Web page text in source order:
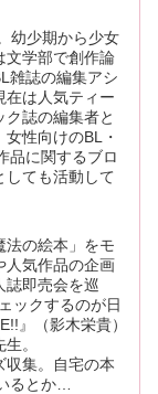
幼少期から少女
文学部で創作論
雑誌の編集アシ
在は人気ティー
ク誌の編集者と
性向けのBL・
品に関するブロ
しても活動して
法の絵本」をモ
人気作品の企画
誌即売会を巡
ックするのが日
』（影木栄貴）
。
収集。自宅の本
るとか…